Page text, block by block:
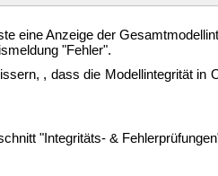
eine Anzeige der
"Fehler".
, dass die Modellintegrität in
"Integritäts- &